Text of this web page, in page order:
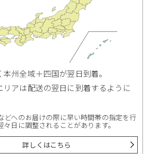
州全域＋四国が翌日到着。
リアは配送の翌日に到着するように
どへのお届けの際に早い時間帯の指定を行
々日に調整されることがあります。
詳しくはこちら